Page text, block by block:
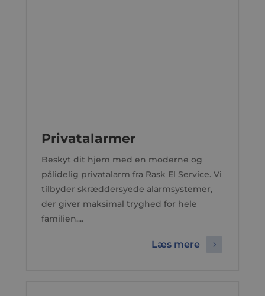
Privatalarmer
Beskyt dit hjem med en moderne og
pålidelig privatalarm fra Rask El Service. Vi
tilbyder skræddersyede alarmsystemer,
der giver maksimal tryghed for hele
familien....
Læs mere